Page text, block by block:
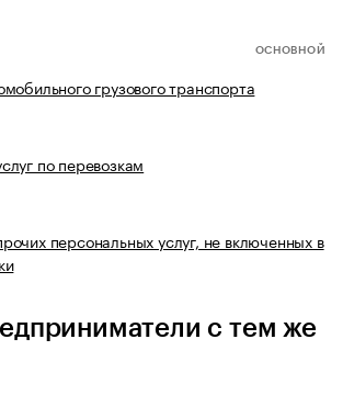
ОСНОВНОЙ
грузового транспорта
по перевозкам
персональных услуг, не включенных в
с тем же